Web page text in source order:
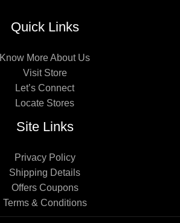
Quick Links
Know More About Us
Visit Store
Let’s Connect
Locate Stores
Site Links
Privacy Policy
Shipping Details
Offers Coupons
Terms & Conditions